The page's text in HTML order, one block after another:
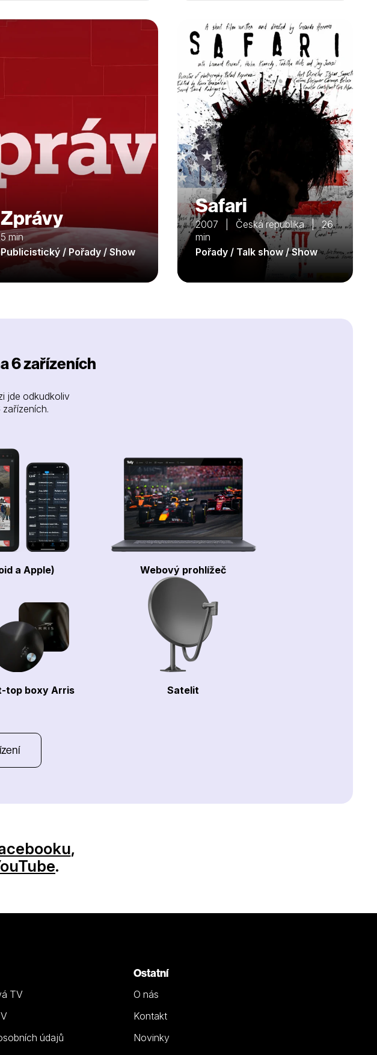
Zprávy
5 min
Publicistický / Pořady / Show
Safari
2007 | Česká republika | 26
min
Pořady / Talk show / Show
6 zařízeních
jde odkudkoliv
a Apple) Webový prohlížeč
top boxy Arris Satelit
,
.
TV
údajů
Ostatní
O nás
Kontakt
Novinky